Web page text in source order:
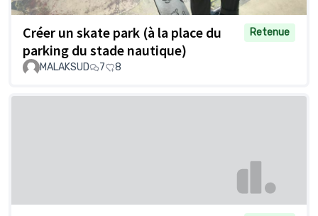
Créer un skate park (à la place du
parking du stade nautique)
Retenue
MALAKSUD 7 8